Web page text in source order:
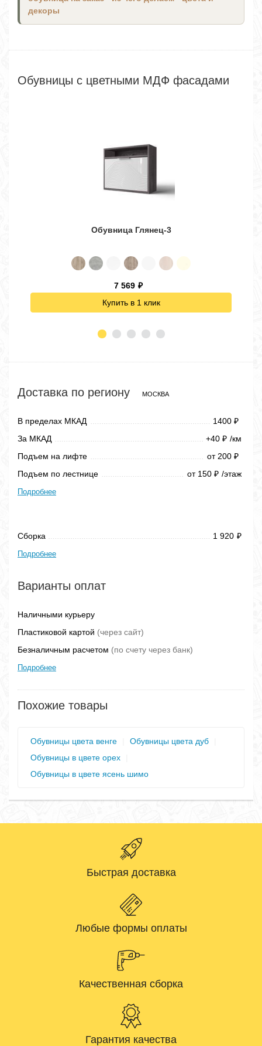
декоры
Обувницы с цветными МДФ фасадами
Обувница Глянец-3
7 569 ₽
Купить в 1 клик
Доставка по региону МОСКВА
В пределах МКАД 1400 ₽
За МКАД +40 ₽ /км
Подъем на лифте
от 200 ₽
Подъем по лестнице от 150 ₽ /этаж
Подробнее
Сборка 1 920 ₽
Подробнее
Варианты оплат
Наличными курьеру
Пластиковой картой (через сайт)
Безналичным расчетом (по счету через банк)
Подробнее
Похожие товары
Обувницы цвета венге Обувницы цвета дуб
Обувницы в цвете орех
Обувницы в цвете ясень шимо
Быстрая доставка
Любые формы оплаты
Качественная сборка
Гарантия качества